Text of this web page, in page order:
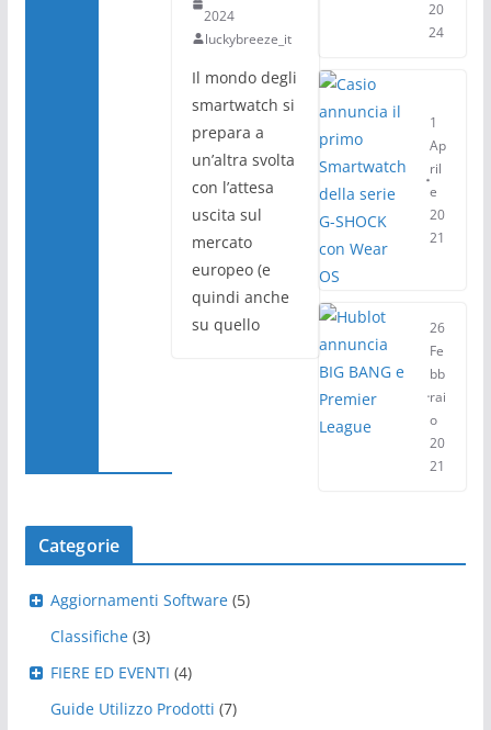
2024
luckybreeze_it
Il mondo degli
smartwatch si
prepara a
un’altra svolta
con l’attesa
uscita sul
mercato
europeo (e
quindi anche
su quello
20
24
1
Ap
ril
e
20
21
26
Fe
bb
rai
o
20
21
Categorie
Aggiornamenti Software (5)
Classifiche (3)
FIERE ED EVENTI (4)
Guide Utilizzo Prodotti (7)